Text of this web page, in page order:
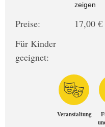
zeigen
Preise:
17,00 €
Für Kinder
geeignet:
Veranstaltung